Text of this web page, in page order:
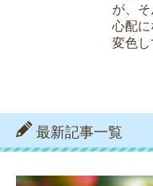
が、
心配
変色し
最新記事一覧